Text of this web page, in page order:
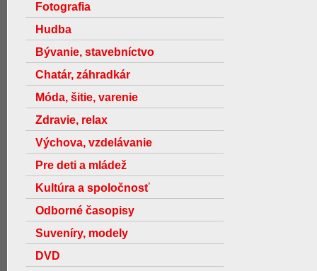
Fotografia
Hudba
Bývanie, stavebníctvo
Chatár, záhradkár
Móda, šitie, varenie
Zdravie, relax
Výchova, vzdelávanie
Pre deti a mládež
Kultúra a spoločnosť
Odborné časopisy
Suveníry, modely
DVD